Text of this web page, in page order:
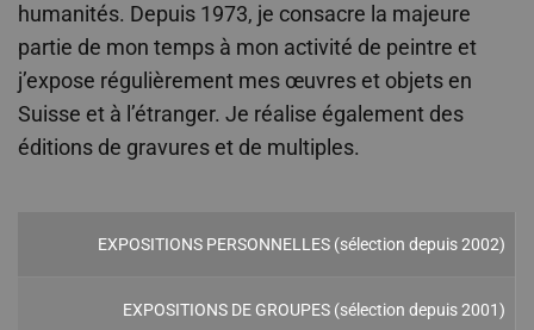
humanités. Depuis 1973, je consacre la majeure
partie de mon temps à mon activité de peintre et
j’expose régulièrement mes œuvres et objets en
Suisse et à l’étranger. Je réalise également des
éditions de gravures et de multiples.
EXPOSITIONS PERSONNELLES (sélection depuis 2002)
EXPOSITIONS DE GROUPES (sélection depuis 2001)